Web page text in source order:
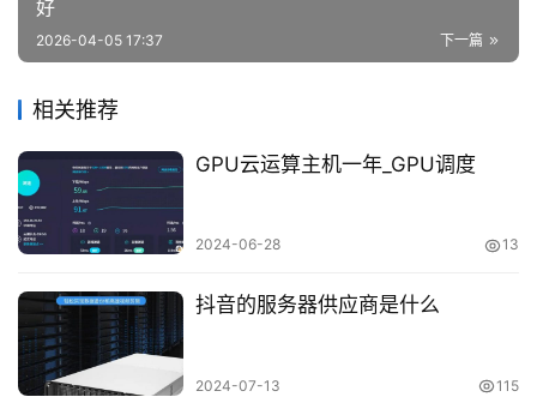
好
下一篇
2026-04-05 17:37
相关推荐
GPU云运算主机一年_GPU调度
2024-06-28 13
抖音的服务器供应商是什么
2024-07-13 115